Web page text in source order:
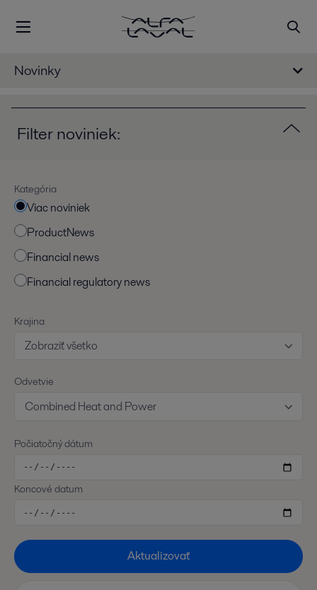
Novinky
Filter noviniek:
Kategória
Viac noviniek
ProductNews
Financial news
Financial regulatory news
Krajina
Zobraziť všetko
Odvetvie
Combined Heat and Power
Počiatočný dátum
Koncové datum
Aktualizovať